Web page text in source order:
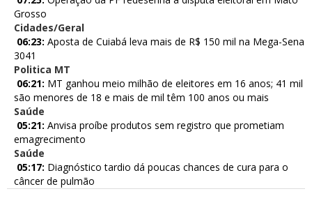
Grosso
Cidades/Geral
06:23: Aposta de Cuiabá leva mais de R$ 150 mil na Mega-Sena
3041
Politica MT
06:21: MT ganhou meio milhão de eleitores em 16 anos; 41 mil
são menores de 18 e mais de mil têm 100 anos ou mais
Saúde
05:21: Anvisa proíbe produtos sem registro que prometiam
emagrecimento
Saúde
05:17: Diagnóstico tardio dá poucas chances de cura para o
câncer de pulmão